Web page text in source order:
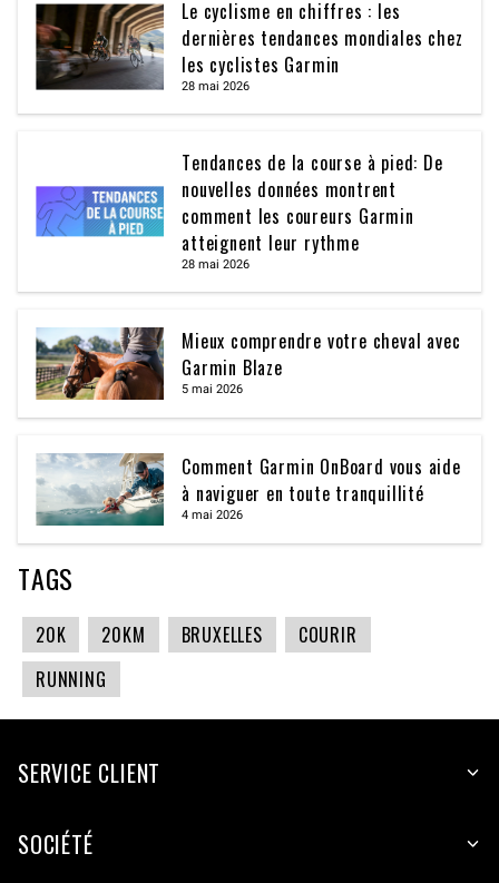
Le cyclisme en chiffres : les
dernières tendances mondiales chez
les cyclistes Garmin
28 mai 2026
Tendances de la course à pied: De
nouvelles données montrent
comment les coureurs Garmin
atteignent leur rythme
28 mai 2026
Mieux comprendre votre cheval avec
Garmin Blaze
5 mai 2026
Comment Garmin OnBoard vous aide
à naviguer en toute tranquillité
4 mai 2026
TAGS
20K 20KM BRUXELLES
COURIR
RUNNING
SERVICE CLIENT
SOCIÉTÉ